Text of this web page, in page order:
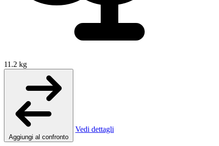
11.2 kg
Aggiungi al confronto
Vedi dettagli